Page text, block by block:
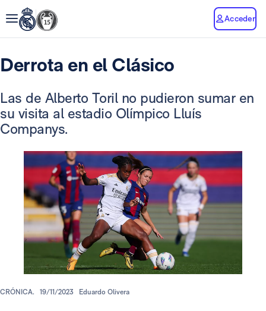
Acceder
Derrota en el Clásico
Las de Alberto Toril no pudieron sumar en
su visita al estadio Olímpico Lluís
Companys.
CRÓNICA. 19/11/2023 Eduardo Olivera